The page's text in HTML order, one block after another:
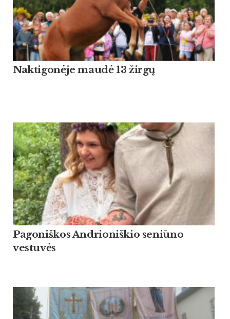
Naktigonėje maudė 13 žirgų
Pagoniškos Andrioniškio seniūno
vestuvės